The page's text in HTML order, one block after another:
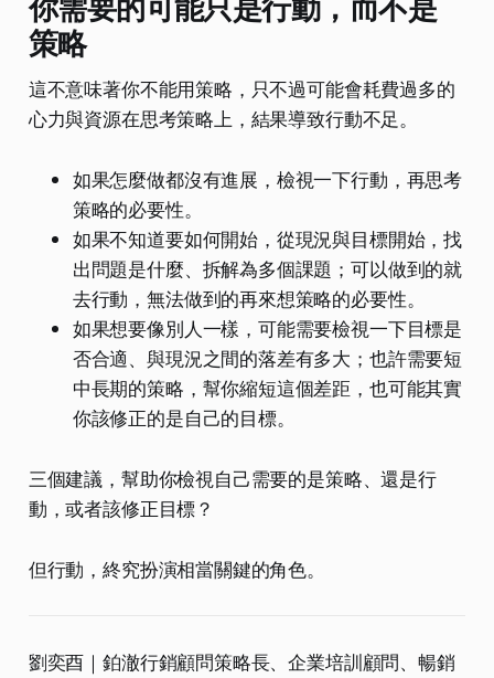
策略
這不意味著你不能用策略，只不過可能會耗費過多的
心力與資源在思考策略上，結果導致行動不足。
如果怎麼做都沒有進展，檢視一下行動，再思考
策略的必要性。
如果不知道要如何開始，從現況與目標開始，找
出問題是什麼、拆解為多個課題；可以做到的就
去行動，無法做到的再來想策略的必要性。
如果想要像別人一樣，可能需要檢視一下目標是
否合適、與現況之間的落差有多大；也許需要短
中長期的策略，幫你縮短這個差距，也可能其實
你該修正的是自己的目標。
三個建議，幫助你檢視自己需要的是策略、還是行
動，或者該修正目標？
但行動，終究扮演相當關鍵的角色。
劉奕酉｜鉑澈行銷顧問策略長、企業培訓顧問、暢銷